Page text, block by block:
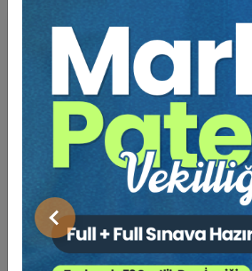
Önceki
Başkana Soruyorum: İstanbul
Adayı Av. Hakan ÇATAK